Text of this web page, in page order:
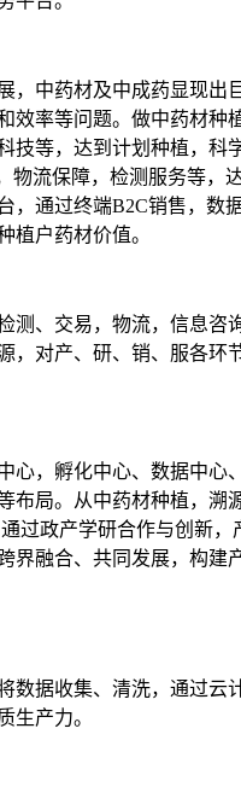
中药材及中成药显现出
效率等问题。做中药材种
技等，达到计划种植，科
流保障，检测服务等，
，通过终端B2C销售，数
植户药材价值。
测、交易，物流，信息咨
，对产、研、销、服各环
心，孵化中心、数据中心
布局。从中药材种植，溯
过政产学研合作与创新
界融合、共同发展，构建
数据收集、清洗，通过
生产力。